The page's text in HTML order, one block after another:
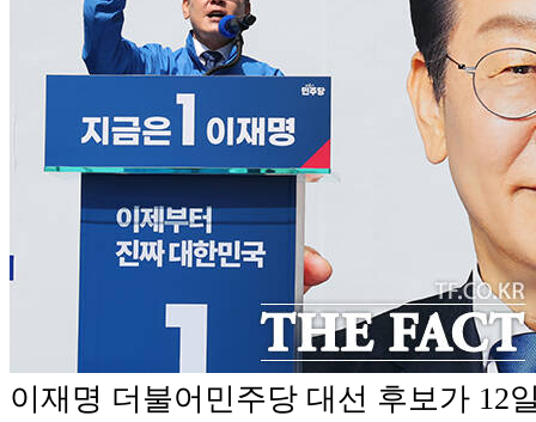
이재명 더불어민주당 대선 후보가 12